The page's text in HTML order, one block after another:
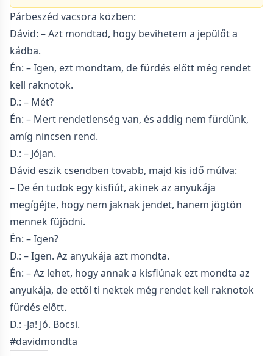
Párbeszéd vacsora közben:
Dávid: – Azt mondtad, hogy bevihetem a jepülőt a
kádba.
Én: – Igen, ezt mondtam, de fürdés előtt még rendet
kell raknotok.
D.: – Mét?
Én: – Mert rendetlenség van, és addig nem fürdünk,
amíg nincsen rend.
D.: – Jójan.
Dávid eszik csendben tovabb, majd kis idő múlva:
– De én tudok egy kisfiút, akinek az anyukája
megígéjte, hogy nem jaknak jendet, hanem jögtön
mennek füjödni.
Én: – Igen?
D.: – Igen. Az anyukája azt mondta.
Én: – Az lehet, hogy annak a kisfiúnak ezt mondta az
anyukája, de ettől ti nektek még rendet kell raknotok
fürdés előtt.
D.: -Ja! Jó. Bocsi.
#davidmondta